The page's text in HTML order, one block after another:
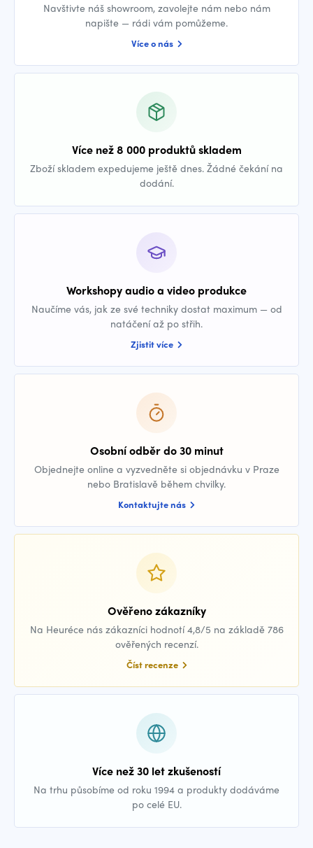
Navštivte náš showroom, zavolejte nám nebo nám
napište — rádi vám pomůžeme.
Více o nás
Více než 8 000 produktů skladem
Zboží skladem expedujeme ještě dnes. Žádné čekání na
dodání.
Workshopy audio a video produkce
Naučíme vás, jak ze své techniky dostat maximum — od
natáčení až po střih.
Zjistit více
Osobní odběr do 30 minut
Objednejte online a vyzvedněte si objednávku v Praze
nebo Bratislavě během chvilky.
Kontaktujte nás
Ověřeno zákazníky
Na Heuréce nás zákazníci hodnotí 4,8/5 na základě 786
ověřených recenzí.
Číst recenze
Více než 30 let zkušeností
Na trhu působíme od roku 1994 a produkty dodáváme
po celé EU.